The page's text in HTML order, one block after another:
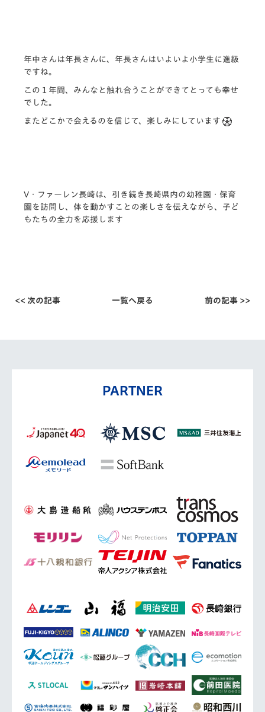
年中さんは年長さんに、年長さんはいよいよ小学生に進級
ですね。
この１年間、みんなと触れ合うことができてとっても幸せ
でした。
またどこかで会えるのを信じて、楽しみにしています
V・ファーレン長崎は、引き続き長崎県内の幼稚園・ 保育
園を訪問し、体を動かすことの楽しさを伝えながら、 子ど
もたちの全力を応援します
<< 次の記事 一覧へ戻る 前の記事 >>
PARTNER